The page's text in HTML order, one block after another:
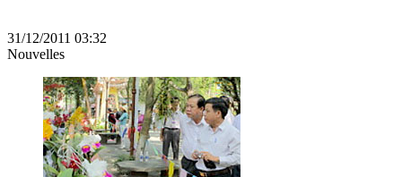
31/12/2011 03:32
Nouvelles